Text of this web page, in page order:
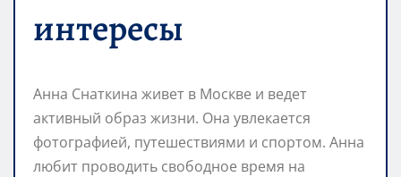
интересы
Анна Снаткина живет в Москве и ведет
активный образ жизни. Она увлекается
фотографией, путешествиями и спортом. Анна
любит проводить свободное время на